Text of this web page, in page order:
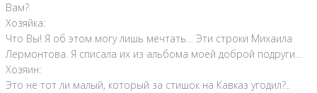
Вам?
Хозяйка:
Что Вы! Я об этом могу лишь мечтать… Эти строки Михаила
Лермонтова. Я списала их из альбома моей доброй подруги…
Хозяин:
Это не тот ли малый, который за стишок на Кавказ угодил?..